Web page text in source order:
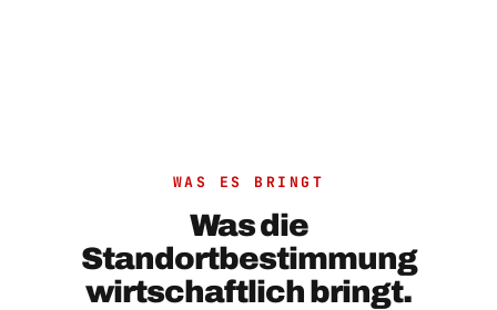
WAS ES BRINGT
Was die
Standortbestimmung
wirtschaftlich bringt.